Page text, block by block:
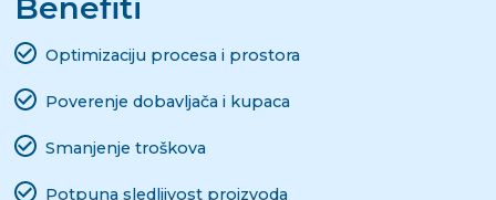
Benefiti
Optimizaciju procesa i prostora
Poverenje dobavljača i kupaca
Smanjenje troškova
Potpuna sledljivost proizvoda